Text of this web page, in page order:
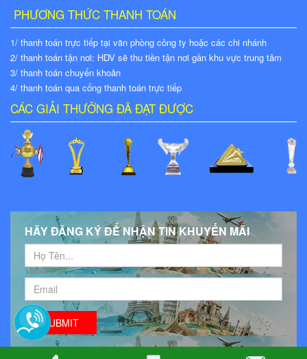
PHƯƠNG THỨC THANH TOÁN
1/ thanh toán trực tiếp tại văn phòng công ty hoặc các chi nhánh
2/ thanh toán tận nơi: HDV sẽ thu tiền tận nơi gần khu vực trung tâm
3/ thanh toán chuyển khoản
4/ thanh toán qua cổng thanh toán trực tiếp
CÁC GIẢI THƯỞNG ĐÃ ĐẠT ĐƯỢC
HÃY ĐĂNG KÝ ĐỂ NHẬN TIN KHUYẾN MÃI
SUBMIT